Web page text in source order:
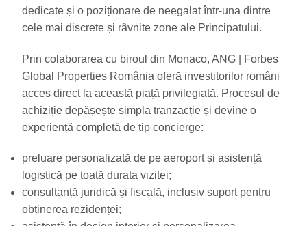
dedicate și o poziționare de neegalat într-una dintre
cele mai discrete și râvnite zone ale Principatului.
Prin colaborarea cu biroul din Monaco, ANG | Forbes
Global Properties România oferă investitorilor români
acces direct la această piață privilegiată. Procesul de
achiziție depășește simpla tranzacție și devine o
experiență completă de tip concierge:
preluare personalizată de pe aeroport și asistență
logistică pe toată durata vizitei;
consultanță juridică și fiscală, inclusiv suport pentru
obținerea rezidenței;